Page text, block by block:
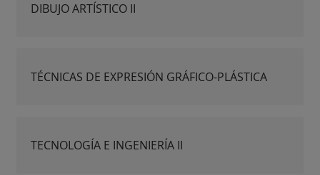
DIBUJO ARTÍSTICO II
TÉCNICAS DE EXPRESIÓN GRÁFICO-PLÁSTICA
TECNOLOGÍA E INGENIERÍA II